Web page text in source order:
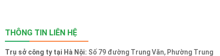
THÔNG TIN LIÊN HỆ
Trụ sở công ty tại Hà Nội: Số 79 đường Trung Văn, Phường Trung